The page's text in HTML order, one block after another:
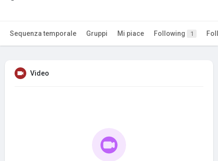
Sequenza temporale Gruppi Mi piace Following 1
Video